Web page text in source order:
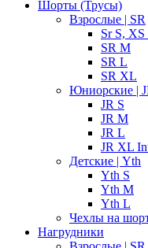
Шорты (Трусы)
Взрослые | SR
Sr S,
SR M
SR L
SR XL
Юниорские |
JR S
JR M
JR L
JR XL
Детские | Yth
Yth S
Yth M
Yth L
Чехлы на
Нагрудники